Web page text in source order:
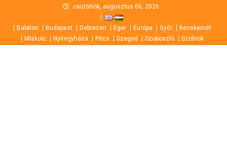
content
csütörtök, augusztus 06, 2026
Balaton Budapest Debrecen Eger Európa Győr
Kecskemét
Miskolc
Nyíregyháza Pécs Szeged Szoboszló Szolnok